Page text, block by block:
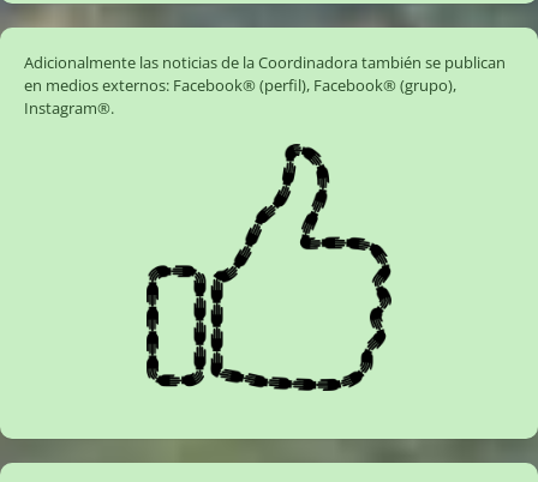
Adicionalmente las noticias de la Coordinadora también se publican
en medios externos: Facebook® (perfil), Facebook® (grupo),
Instagram®.